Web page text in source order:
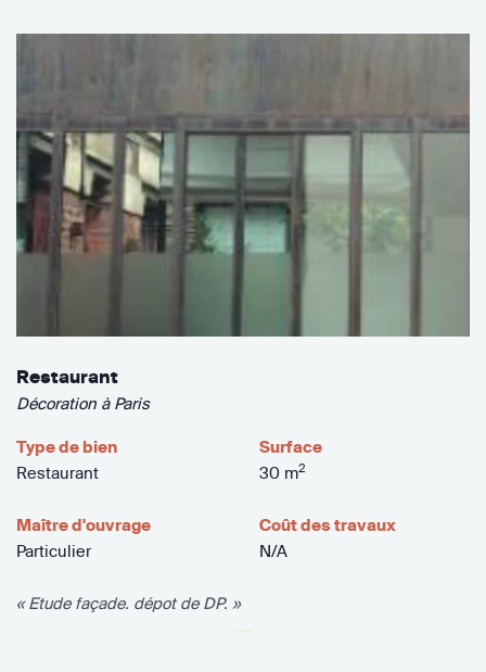
Restaurant
Décoration à Paris
Type de bien
Restaurant
Surface
30 m2
Maître d'ouvrage
Particulier
Coût des travaux
N/A
« Etude façade. dépot de DP. »